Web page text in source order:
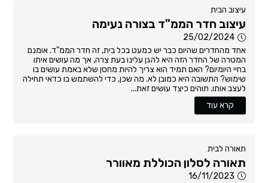
עיצוב הבית
עיצוב חדר הממ"ד בצורה נעימה
25/02/2024
אחד מהחדרים שהיום כבר יש כמעט בכל בית, זה חדר הממ"ד. אומנם
המטרה של החדר הזה היא להגן עלינו בעת צרה, אך מה עושים איתו
בחיי היומיום? האם תמיד הוא צריך להיות מחסן שלא באמת עושים בו
שימוש? התשובה היא כמובן לא. מה שכן, כדי להשתמש בו כדאי תחילה
לעצב אותו. תוהים כיצד עושים זאת...
קרא עוד
תאורה לבית
תאורה לסלון הכוללת מאוורר
16/11/2023